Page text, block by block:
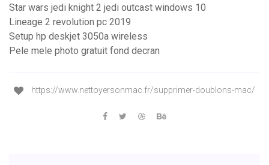
Star wars jedi knight 2 jedi outcast windows 10
Lineage 2 revolution pc 2019
Setup hp deskjet 3050a wireless
Pele mele photo gratuit fond decran
https://www.nettoyersonmac.fr/supprimer-doublons-mac/